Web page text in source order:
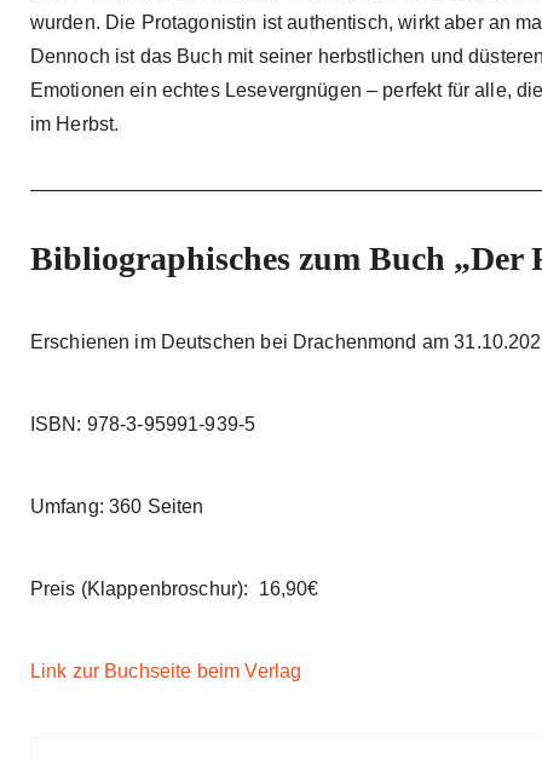
wurden. Die Protagonistin ist authentisch, wirkt aber an
Dennoch ist das Buch mit seiner herbstlichen und
Emotionen ein echtes Lesevergnügen – perfekt für alle,
im Herbst.
Bibliographisches zum Buch
Erschienen im Deutschen bei Drachenmond am
ISBN: 978-3-95991-939-5
Umfang: 360 Seiten
Preis (Klappenbroschur): 16,90€
Link zur Buchseite beim Verlag